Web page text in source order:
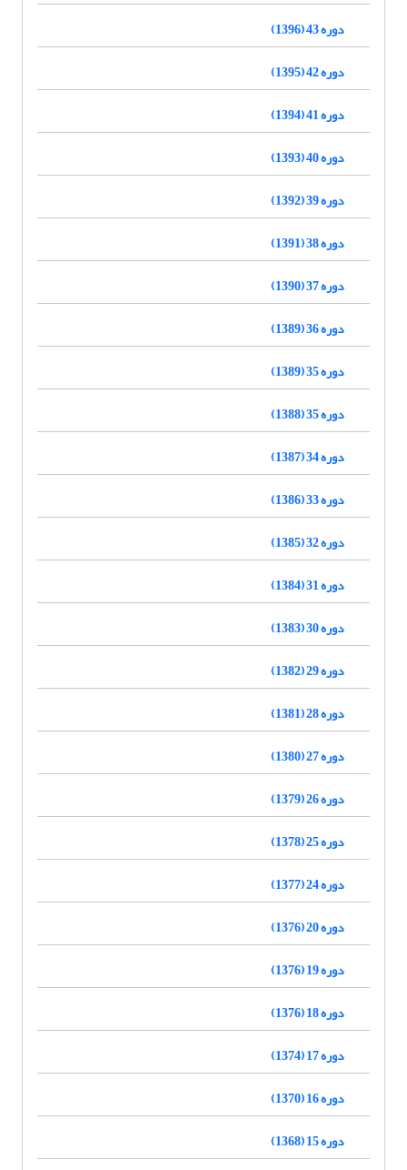
دوره 43 (1396)
دوره 42 (1395)
دوره 41 (1394)
دوره 40 (1393)
دوره 39 (1392)
دوره 38 (1391)
دوره 37 (1390)
دوره 36 (1389)
دوره 35 (1389)
دوره 35 (1388)
دوره 34 (1387)
دوره 33 (1386)
دوره 32 (1385)
دوره 31 (1384)
دوره 30 (1383)
دوره 29 (1382)
دوره 28 (1381)
دوره 27 (1380)
دوره 26 (1379)
دوره 25 (1378)
دوره 24 (1377)
دوره 20 (1376)
دوره 19 (1376)
دوره 18 (1376)
دوره 17 (1374)
دوره 16 (1370)
دوره 15 (1368)